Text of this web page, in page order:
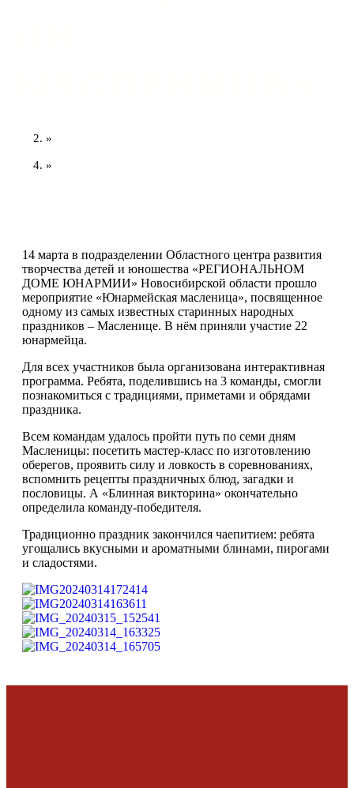
»
»
14 марта в подразделении Областного центра развития
творчества детей и юношества «РЕГИОНАЛЬНОМ
ДОМЕ ЮНАРМИИ» Новосибирской области прошло
мероприятие «Юнармейская масленица», посвященное
одному из самых известных старинных народных
праздников – Масленице. В нём приняли участие 22
юнармейца.
Для всех участников была организована интерактивная
программа. Ребята, поделившись на 3 команды, смогли
познакомиться с традициями, приметами и обрядами
праздника.
Всем командам удалось пройти путь по семи дням
Масленицы: посетить мастер-класс по изготовлению
оберегов, проявить силу и ловкость в соревнованиях,
вспомнить рецепты праздничных блюд, загадки и
пословицы. А «Блинная викторина» окончательно
определила команду-победителя.
Традиционно праздник закончился чаепитием: ребята
угощались вкусными и ароматными блинами, пирогами
и сладостями.